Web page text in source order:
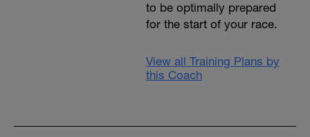
to be optimally prepared
for the start of your race.
View all Training Plans by
this Coach